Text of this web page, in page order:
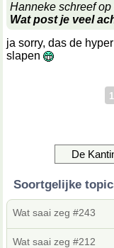
Hanneke schreef op
Wat post je veel
ja sorry, das de
slapen
1
Soortgelijke
Wat saai zeg #243
Wat saai zeg #212